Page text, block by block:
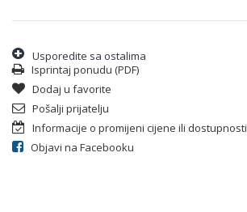
Usporedite sa ostalima
Isprintaj ponudu (PDF)
Dodaj u favorite
Pošalji prijatelju
Informacije o promijeni cijene ili dostupnosti
Objavi na Facebooku